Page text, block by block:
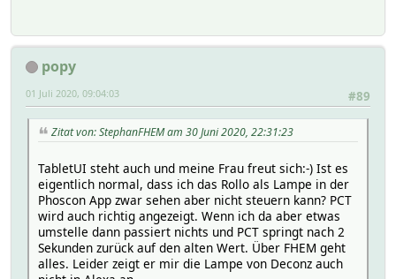
popy
#89
01 Juli 2020, 09:04:03
Zitat von: StephanFHEM am 30 Juni 2020, 22:31:23
TabletUI steht auch und meine Frau freut sich:-) Ist es
eigentlich normal, dass ich das Rollo als Lampe in der
Phoscon App zwar sehen aber nicht steuern kann? PCT
wird auch richtig angezeigt. Wenn ich da aber etwas
umstelle dann passiert nichts und PCT springt nach 2
Sekunden zurück auf den alten Wert. Über FHEM geht
alles. Leider zeigt er mir die Lampe von Deconz auch